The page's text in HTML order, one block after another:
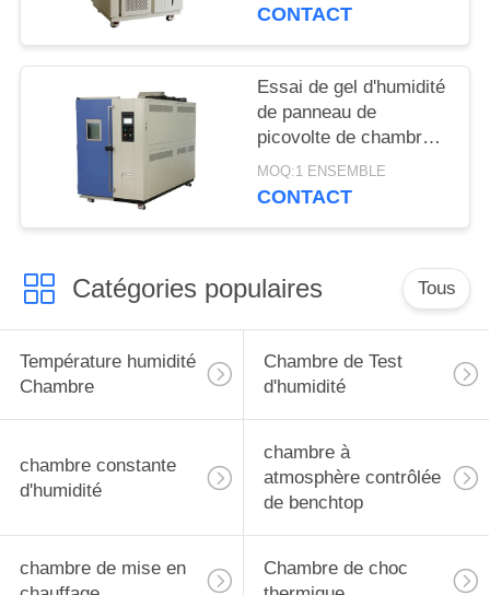
CONTACT
Essai de gel d'humidité
de panneau de
picovolte de chambre
d'humidité de la
température
MOQ:1 ENSEMBLE
CONTACT
Catégories populaires Tous
Température humidité
Chambre
Chambre de Test
d'humidité
chambre constante
d'humidité
chambre à
atmosphère contrôlée
de benchtop
chambre de mise en
Chambre de choc